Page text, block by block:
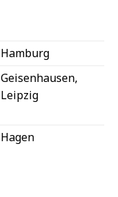
Hamburg
Geisenhausen,
Leipzig
Hagen